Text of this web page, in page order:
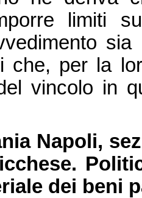
limiti
che, per la
vincolo in
Napoli,
dei beni